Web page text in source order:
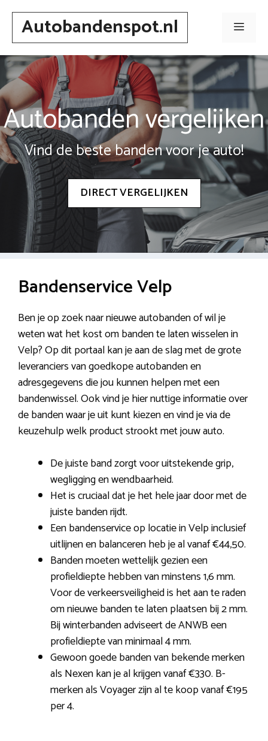
Spring
inhoudAutobandenspot.nl Menu
Autobanden vergelijken
Vind de beste banden voor je auto!
DIRECT VERGELIJKEN
Bandenservice Velp
Ben je op zoek naar nieuwe autobanden of wil je
weten wat het kost om banden te laten wisselen in
Velp? Op dit portaal kan je aan de slag met de grote
leveranciers van goedkope autobanden en
adresgegevens die jou kunnen helpen met een
bandenwissel. Ook vind je hier nuttige informatie over
de banden waar je uit kunt kiezen en vind je via de
keuzehulp welk product strookt met jouw auto.
De juiste band zorgt voor uitstekende grip,
wegligging en wendbaarheid.
Het is cruciaal dat je het hele jaar door met de
juiste banden rijdt.
Een bandenservice op locatie in Velp inclusief
uitlijnen en balanceren heb je al vanaf €44,50.
Banden moeten wettelijk gezien een
profieldiepte hebben van minstens 1,6 mm.
Voor de verkeersveiligheid is het aan te raden
om nieuwe banden te laten plaatsen bij 2 mm.
Bij winterbanden adviseert de ANWB een
profieldiepte van minimaal 4 mm.
Gewoon goede banden van bekende merken
als Nexen kan je al krijgen vanaf €330. B-
merken als Voyager zijn al te koop vanaf €195
per 4.